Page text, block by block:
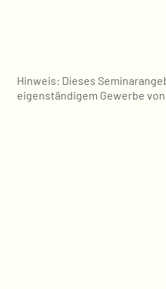
Hinweis: Dieses
eigenständigem Gewerbe